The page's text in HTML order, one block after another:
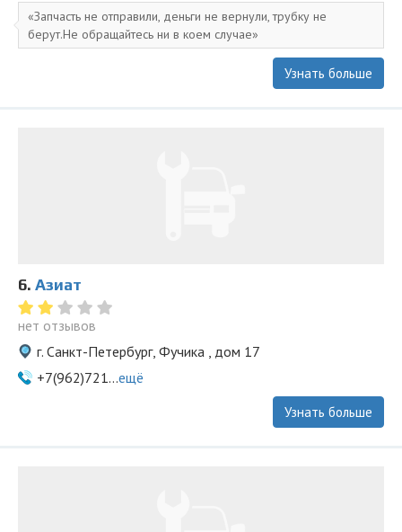
Запчасть не отправили, деньги не вернули, трубку не
берут.Не обращайтесь ни в коем случае
Узнать больше
6. Азиат
нет отзывов
г. Санкт-Петербург, Фучика , дом 17
+7(962)721...ещё
Узнать больше